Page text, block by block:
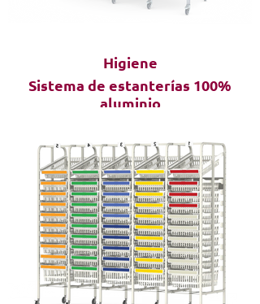
Higiene
Sistema de estanterías 100%
aluminio